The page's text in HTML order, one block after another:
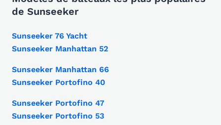
de Sunseeker
Sunseeker 76 Yacht
Sunseeker Manhattan 52
Sunseeker Manhattan 66
Sunseeker Portofino 40
Sunseeker Portofino 47
Sunseeker Portofino 53